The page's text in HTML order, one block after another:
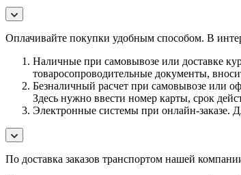
Оплачивайте покупки удобным способом. В
Наличные при самовывозе или доставке
товаросопроводительные документы,
Безналичный расчет при самовывозе или
Здесь нужно ввести номер карты, срок
Электронные системы при онлайн-заказе.
По доставка заказов транспортом нашей